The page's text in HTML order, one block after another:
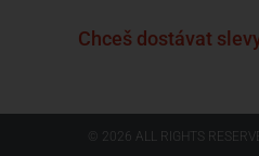
Chceš dostávat
© 2026 ALL RIGHTS